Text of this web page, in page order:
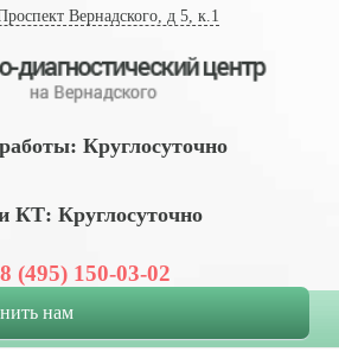
Вернадского, д 5, к.1
Круглосуточно
КТ: Круглосуточно
8 (495) 150-03-02
нам